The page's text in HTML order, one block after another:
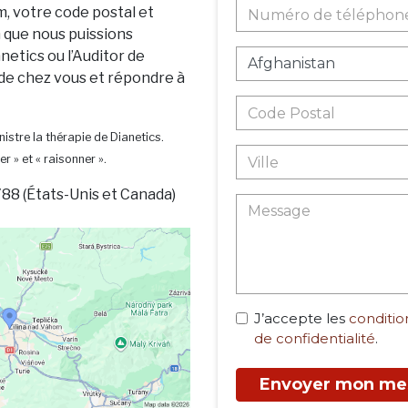
votre code postal et
nous puissions
ou l’Auditor de
chez vous et répondre à
la thérapie de Dianetics.
» et « raisonner ».
(États-Unis et Canada)
J’accepte les
de confidentialité.
Envoyer mon